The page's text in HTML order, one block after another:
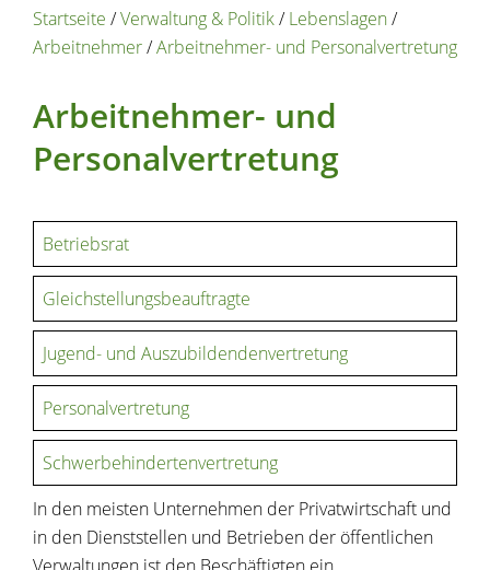
Startseite /Verwaltung & Politik/Lebenslagen/
Arbeitnehmer/Arbeitnehmer- und Personalvertretung
Arbeitnehmer- und
Personalvertretung
Betriebsrat
Gleichstellungsbeauftragte
Jugend- und Auszubildendenvertretung
Personalvertretung
Schwerbehindertenvertretung
In den meisten Unternehmen der Privatwirtschaft und
in den Dienststellen und Betrieben der öffentlichen